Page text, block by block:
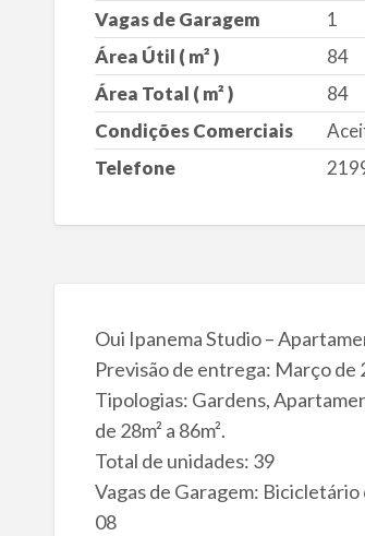
Vagas de Garagem
1
Área Útil ( m² )
84
Área Total ( m² )
84
Condições Comerciais
Telefone
Oui Ipanema Studio –
Previsão de entrega: Março de
Tipologias: Gardens,
de 28m² a 86m².
Total de unidades: 39
Vagas de Garagem:
08